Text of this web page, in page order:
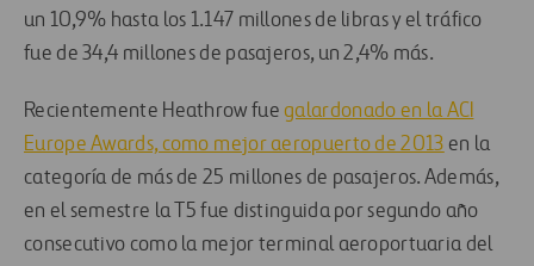
un 10,9% hasta los 1.147 millones de libras y el tráfico
fue de 34,4 millones de pasajeros, un 2,4% más.
Recientemente Heathrow fuegalardonado en la ACI
Europe Awards, como mejor aeropuerto de 2013 en la
categoría de más de 25 millones de pasajeros. Además,
en el semestre la T5 fue distinguida por segundo año
consecutivo como la mejor terminal aeroportuaria del